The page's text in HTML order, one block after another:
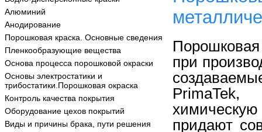
Алюминий
Анодирование
Порошковая краска. Основные сведения
Пленкообразующие вещества
Основа процесса порошковой окраски
Основы электростатики и
трибостатики.Порошковая окраска
Контроль качества покрытия
Оборудование цехов покрытий
Виды и причины брака, пути решения
при
придают